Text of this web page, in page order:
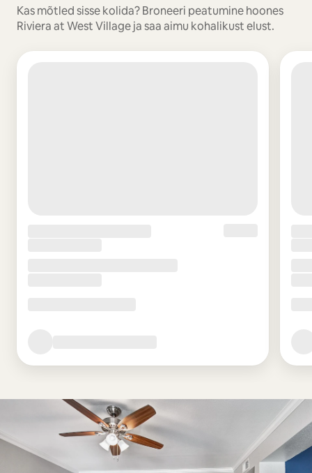
Kas mõtled sisse kolida? Broneeri peatumine hoones
Riviera at West Village ja saa aimu kohalikust elust.